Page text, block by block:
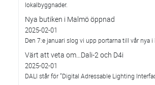
lokalbyggnader.
Nya butiken i Malmö öppnad
2025-02-01
Den 7:e januari slog vi upp portarna till vår nya i
Värt att veta om…Dali-2 och D4i
2025-02-01
DALI står för ”Digital Adressable Lighting